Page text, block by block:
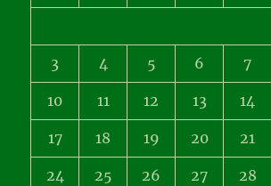
3 4 5 6 7
10 11 12 13 14
17 18 19 20 21
24 25 26 27 28